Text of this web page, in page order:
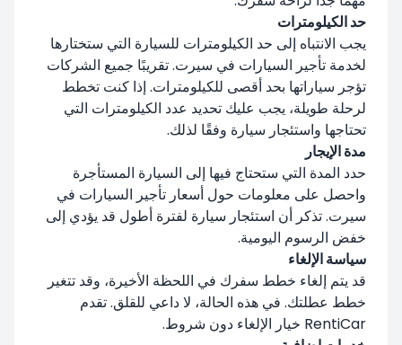
حد الكيلومترات
يجب الانتباه إلى حد الكيلومترات للسيارة التي ستختارها
لخدمة تأجير السيارات في سيرت. تقريبًا جميع الشركات
تؤجر سياراتها بحد أقصى للكيلومترات. إذا كنت تخطط
لرحلة طويلة، يجب عليك تحديد عدد الكيلومترات التي
تحتاجها واستئجار سيارة وفقًا لذلك.
مدة الإيجار
حدد المدة التي ستحتاج فيها إلى السيارة المستأجرة
واحصل على معلومات حول أسعار تأجير السيارات في
سيرت. تذكر أن استئجار سيارة لفترة أطول قد يؤدي إلى
خفض الرسوم اليومية.
سياسة الإلغاء
قد يتم إلغاء خطط سفرك في اللحظة الأخيرة، وقد تتغير
خطط عطلتك. في هذه الحالة، لا داعي للقلق. تقدم
RentiCar خيار الإلغاء دون شروط.